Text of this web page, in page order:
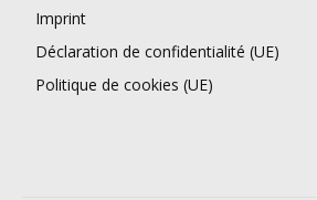
Imprint
Déclaration de confidentialité (UE)
Politique de cookies (UE)